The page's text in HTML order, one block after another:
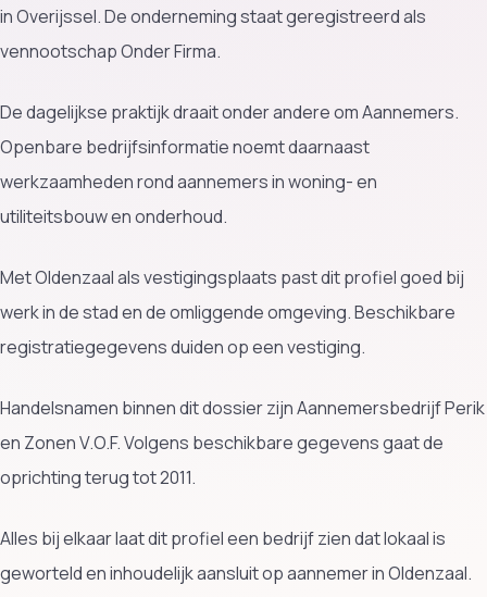
in Overijssel. De onderneming staat geregistreerd als
vennootschap Onder Firma.
De dagelijkse praktijk draait onder andere om Aannemers.
Openbare bedrijfsinformatie noemt daarnaast
werkzaamheden rond aannemers in woning- en
utiliteitsbouw en onderhoud.
Met Oldenzaal als vestigingsplaats past dit profiel goed bij
werk in de stad en de omliggende omgeving. Beschikbare
registratiegegevens duiden op een vestiging.
Handelsnamen binnen dit dossier zijn Aannemersbedrijf Perik
en Zonen V.O.F. Volgens beschikbare gegevens gaat de
oprichting terug tot 2011.
Alles bij elkaar laat dit profiel een bedrijf zien dat lokaal is
geworteld en inhoudelijk aansluit op aannemer in Oldenzaal.